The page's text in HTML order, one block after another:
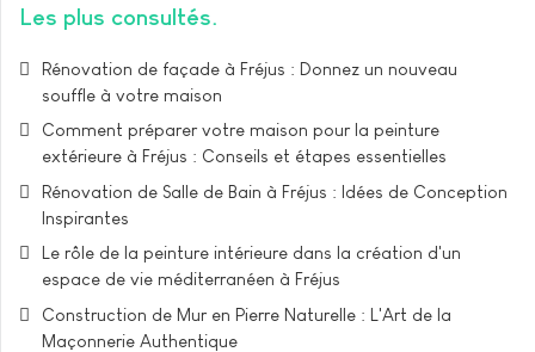
Les plus consultés
Rénovation de façade à Fréjus : Donnez un nouveau
souffle à votre maison
Comment préparer votre maison pour la peinture
extérieure à Fréjus : Conseils et étapes essentielles
Rénovation de Salle de Bain à Fréjus : Idées de Conception
Inspirantes
Le rôle de la peinture intérieure dans la création d'un
espace de vie méditerranéen à Fréjus
Construction de Mur en Pierre Naturelle : L'Art de la
Maçonnerie Authentique